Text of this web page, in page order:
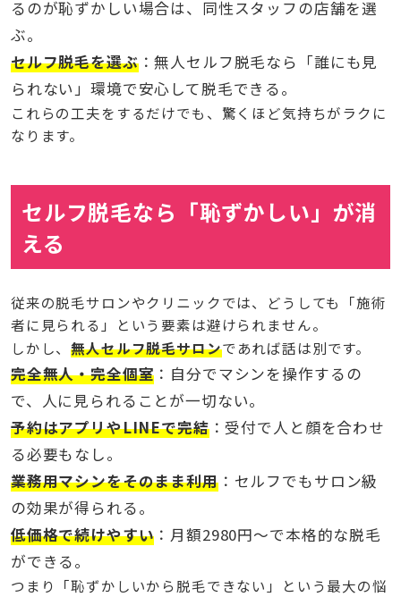
るのが恥ずかしい場合は、同性スタッフの店舗を選
ぶ。
セルフ脱毛を選ぶ：無人セルフ脱毛なら「誰にも見
られない」環境で安心して脱毛できる。
これらの工夫をするだけでも、驚くほど気持ちがラクに
なります。
セルフ脱毛なら「恥ずかしい」が消
える
従来の脱毛サロンやクリニックでは、どうしても「施術
者に見られる」という要素は避けられません。
しかし、無人セルフ脱毛サロンであれば話は別です。
完全無人・完全個室 ：自分でマシンを操作するの
で、人に見られることが一切ない。
予約はアプリやLINEで完結：受付で人と顔を合わせ
る必要もなし。
業務用マシンをそのまま利用：セルフでもサロン級
の効果が得られる。
低価格で続けやすい ：月額2980円〜で本格的な脱毛
ができる。
つまり「恥ずかしいから脱毛できない」という最大の悩